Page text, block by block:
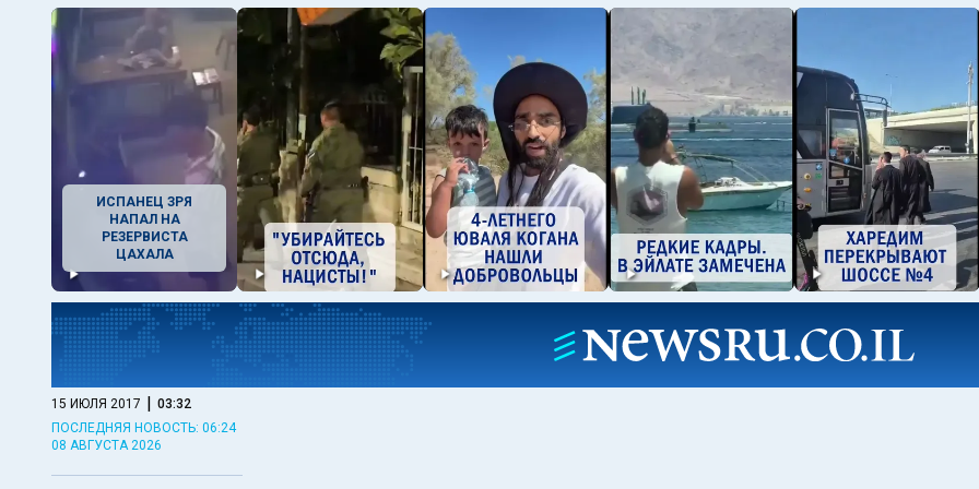
ИСПАНЕЦ ЗРЯ
НАПАЛ НА
РЕЗЕРВИСТА
ЦАХАЛА
15 ИЮЛЯ 2017 | 03:32
ПОСЛЕДНЯЯ НОВОСТЬ: 06:24
08 АВГУСТА 2026